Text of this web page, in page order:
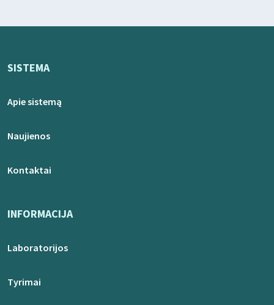
SISTEMA
Apie sistemą
Naujienos
Kontaktai
INFORMACIJA
Laboratorijos
Tyrimai